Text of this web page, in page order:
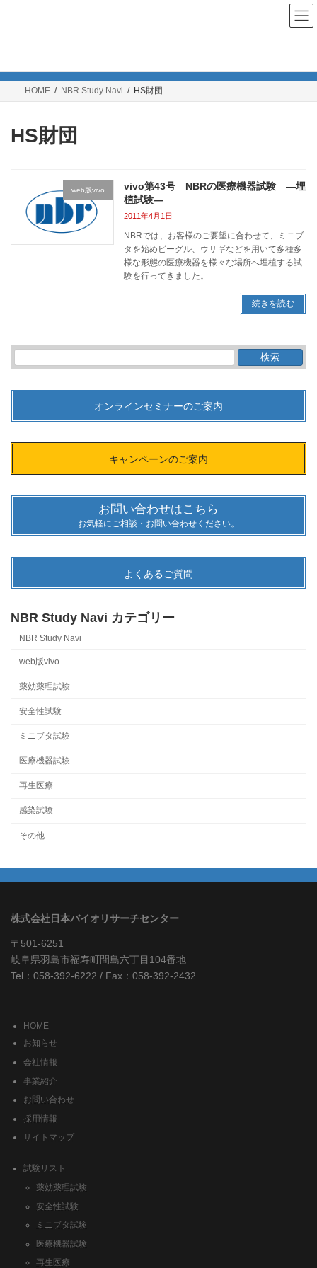
ス
ン
HOME NBR Study Navi HS財団
HS財団
web版vivo
vivo第43号 NBRの医療機器試験 ―埋
植試験―
2011年4月1日
NBRでは、お客様のご要望に合わせて、ミニブ
タを始めビーグル、ウサギなどを用いて多種多
様な形態の医療機器を様々な場所へ埋植する試
験を行ってきました。
続きを読む
検
索:
オンラインセミナーのご案内
キャンペーンのご案内
お問い合わせはこちら
お気軽にご相談・お問い合わせください。
よくあるご質問
NBR Study Navi カテゴリー
NBR Study Navi
web版vivo
薬効薬理試験
安全性試験
ミニブタ試験
医療機器試験
再生医療
感染試験
その他
株式会社日本バイオリサーチセンター
〒501-6251
岐阜県羽島市福寿町間島六丁目104番地
Tel：058-392-6222 / Fax：058-392-2432
HOME
お知らせ
会社情報
事業紹介
お問い合わせ
採用情報
サイトマップ
試験リスト
薬効薬理試験
安全性試験
ミニブタ試験
医療機器試験
再生医療